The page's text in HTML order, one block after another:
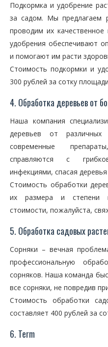
Подкормка и удобрение
за садом. Мы предлагаем
проводим их
удобрения обеспечивают
и помогают им расти
Стоимость подкормки и
300 рублей за сотку
4. Обработка деревьев от
Наша компания
деревьев от
современные
справляются с
инфекциями, спасая
Стоимость обработки
их размера и степени
стоимости, пожалуйста,
5. Обработка садовых
Сорняки – вечная
профессиональную
сорняков. Наша команда
все сорняки, не повредив
Стоимость обработки
составляет 400 рублей за
6. Term